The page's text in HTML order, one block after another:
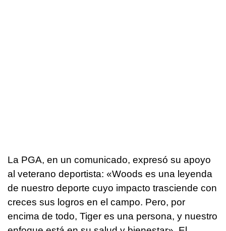
La PGA, en un comunicado, expresó su apoyo
al veterano deportista: «Woods es una leyenda
de nuestro deporte cuyo impacto trasciende con
creces sus logros en el campo. Pero, por
encima de todo, Tiger es una persona, y nuestro